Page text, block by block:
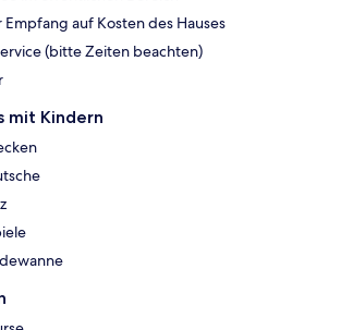
Empfang auf Kosten des Hauses
(bitte Zeiten beachten)
mit Kindern